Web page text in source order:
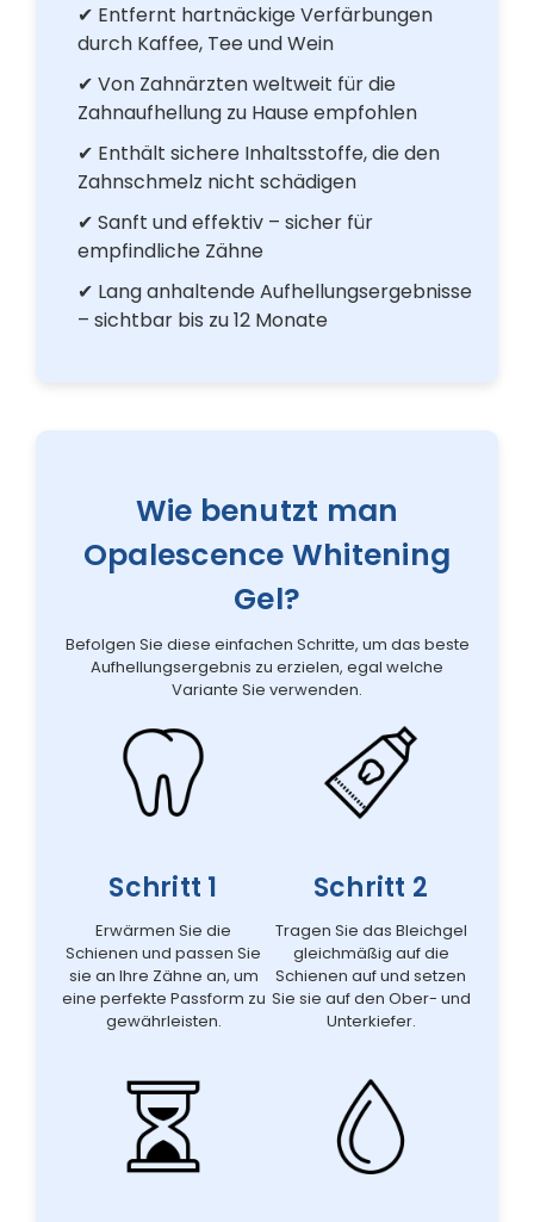
✔ Entfernt hartnäckige Verfärbungen
durch Kaffee, Tee und Wein
✔ Von Zahnärzten weltweit für die
Zahnaufhellung zu Hause empfohlen
✔ Enthält sichere Inhaltsstoffe, die den
Zahnschmelz nicht schädigen
✔ Sanft und effektiv – sicher für
empfindliche Zähne
✔ Lang anhaltende Aufhellungsergebnisse
– sichtbar bis zu 12 Monate
Wie benutzt man
Opalescence Whitening
Gel?
Befolgen Sie diese einfachen Schritte, um das beste
Aufhellungsergebnis zu erzielen, egal welche
Variante Sie verwenden.
Schritt 1
Erwärmen Sie die
Schienen und passen Sie
sie an Ihre Zähne an, um
eine perfekte Passform zu
gewährleisten.
Schritt 2
Tragen Sie das Bleichgel
gleichmäßig auf die
Schienen auf und setzen
Sie sie auf den Ober- und
Unterkiefer.